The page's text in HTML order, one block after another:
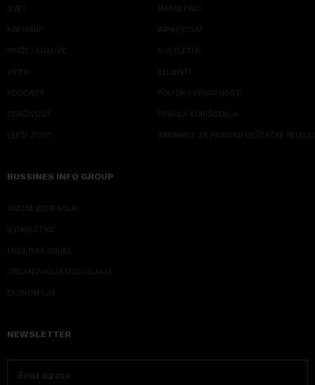
SVET
KOLUMNE
PRIČE I ANALIZE
VIDEO
PODCAST
ODRŽIVOST
LEPŠI ŽIVOT
MARKETING
IMPRESSUM
NJUZLETER
KLIJENTI
POLITIKA PRIVATNOSTI
PRAVILA KORIŠĆENJA
SMERNICE ZA PRIMENU VEŠTAČKE
BUSSINES INFO GROUP
ONLINE EDUKACIJE
IZDAVAŠTVO
MEDIJSKE OBUKE
ORGANIZACIJA DOGADJAJA
EKONOM I JA
NEWSLETTER